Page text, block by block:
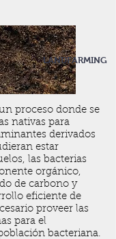
proceso donde se
nativas para
derivados
estar
las bacterias
orgánico,
de carbono y
eficiente de
proveer las
para el
bacteriana.
LANDFARMING